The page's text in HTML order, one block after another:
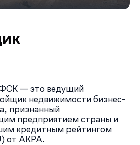
и парусными сетками.
кВт), водоснабжение,
будет подключён к
сети.
ФСК — это ведущий
недвижимости бизнес-
признанный
предприятием страны и
кредитным рейтингом
от АКРА.